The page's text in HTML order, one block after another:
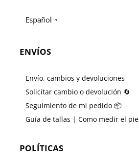
Español ▼
ENVÍOS
Envío, cambios y devoluciones
Solicitar cambio o devolución 🔄
Seguimiento de mi pedido 📦
Guía de tallas | Como medir el pie
POLÍTICAS